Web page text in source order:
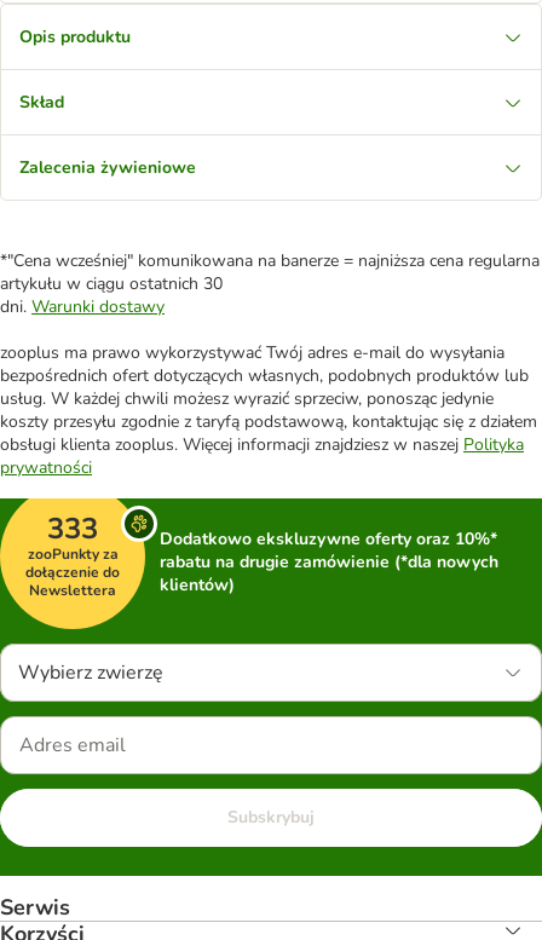
Opis produktu
Skład
Zalecenia żywieniowe
*"Cena wcześniej" komunikowana na banerze = najniższa cena regularna
artykułu w ciągu ostatnich 30
dni. Warunki dostawy
zooplus ma prawo wykorzystywać Twój adres e-mail do wysyłania
bezpośrednich ofert dotyczących własnych, podobnych produktów lub
usług. W każdej chwili możesz wyrazić sprzeciw, ponosząc jedynie
koszty przesyłu zgodnie z taryfą podstawową, kontaktując się z działem
obsługi klienta zooplus. Więcej informacji znajdziesz w naszej Polityka
prywatności
333
zooPunkty za
dołączenie do
Newslettera
Dodatkowo ekskluzywne oferty oraz 10%*
rabatu na drugie zamówienie (*dla nowych
klientów)
Wybierz zwierzę
Subskrybuj
Serwis
Korzyści